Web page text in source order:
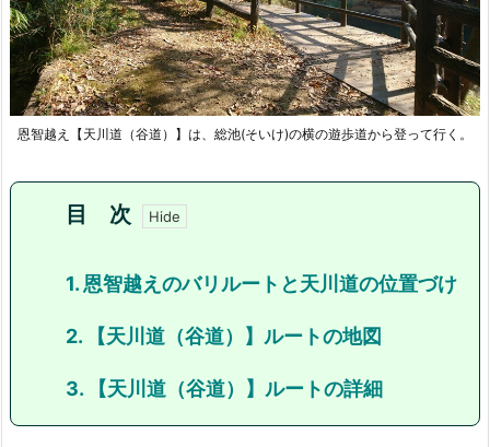
恩智越え【天川道（谷道）】は、総池(そいけ)の横の遊歩道から登って行く。
目 次
1. 恩智越えのバリルートと天川道の位置づけ
2. 【天川道（谷道）】ルートの地図
3. 【天川道（谷道）】ルートの詳細